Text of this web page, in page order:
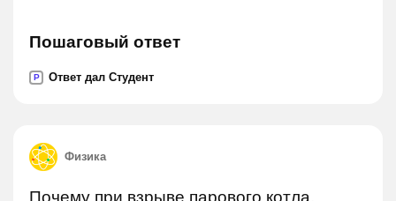
Пошаговый ответ
P Ответ дал Студент
Физика
Почему при взрыве парового котла,